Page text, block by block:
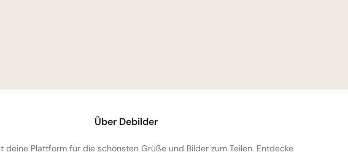
Über Debilder
deine Plattform für die schönsten Grüße und Bilder zum Teilen. Entdecke